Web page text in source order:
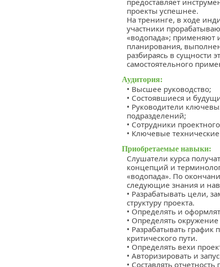
предоставляет
проекты успешнее.
На тренинге, в ходе
участники
«водопада»; применяют
планирования,
разбираясь в сущности
самостоятельного
Аудитория:
• Высшее руководство;
• Состоявшиеся и
• Руководители
подразделений;
• Сотрудники
• Ключевые
Приобретаемые навыки:
Слушатели курса
концепций и
«водопада». По
следующие знания и
• Разрабатывать цели,
структуру проекта.
• Определять и
• Определять окружение
• Разрабатывать график
критического пути.
• Определять вехи
• Авторизировать и
• Составлять